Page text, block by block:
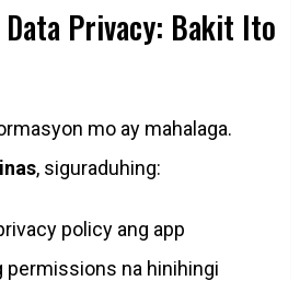
Data Privacy: Bakit Ito
mo ay mahalaga.
, siguraduhing:
policy ang app
permissions na hinihingi